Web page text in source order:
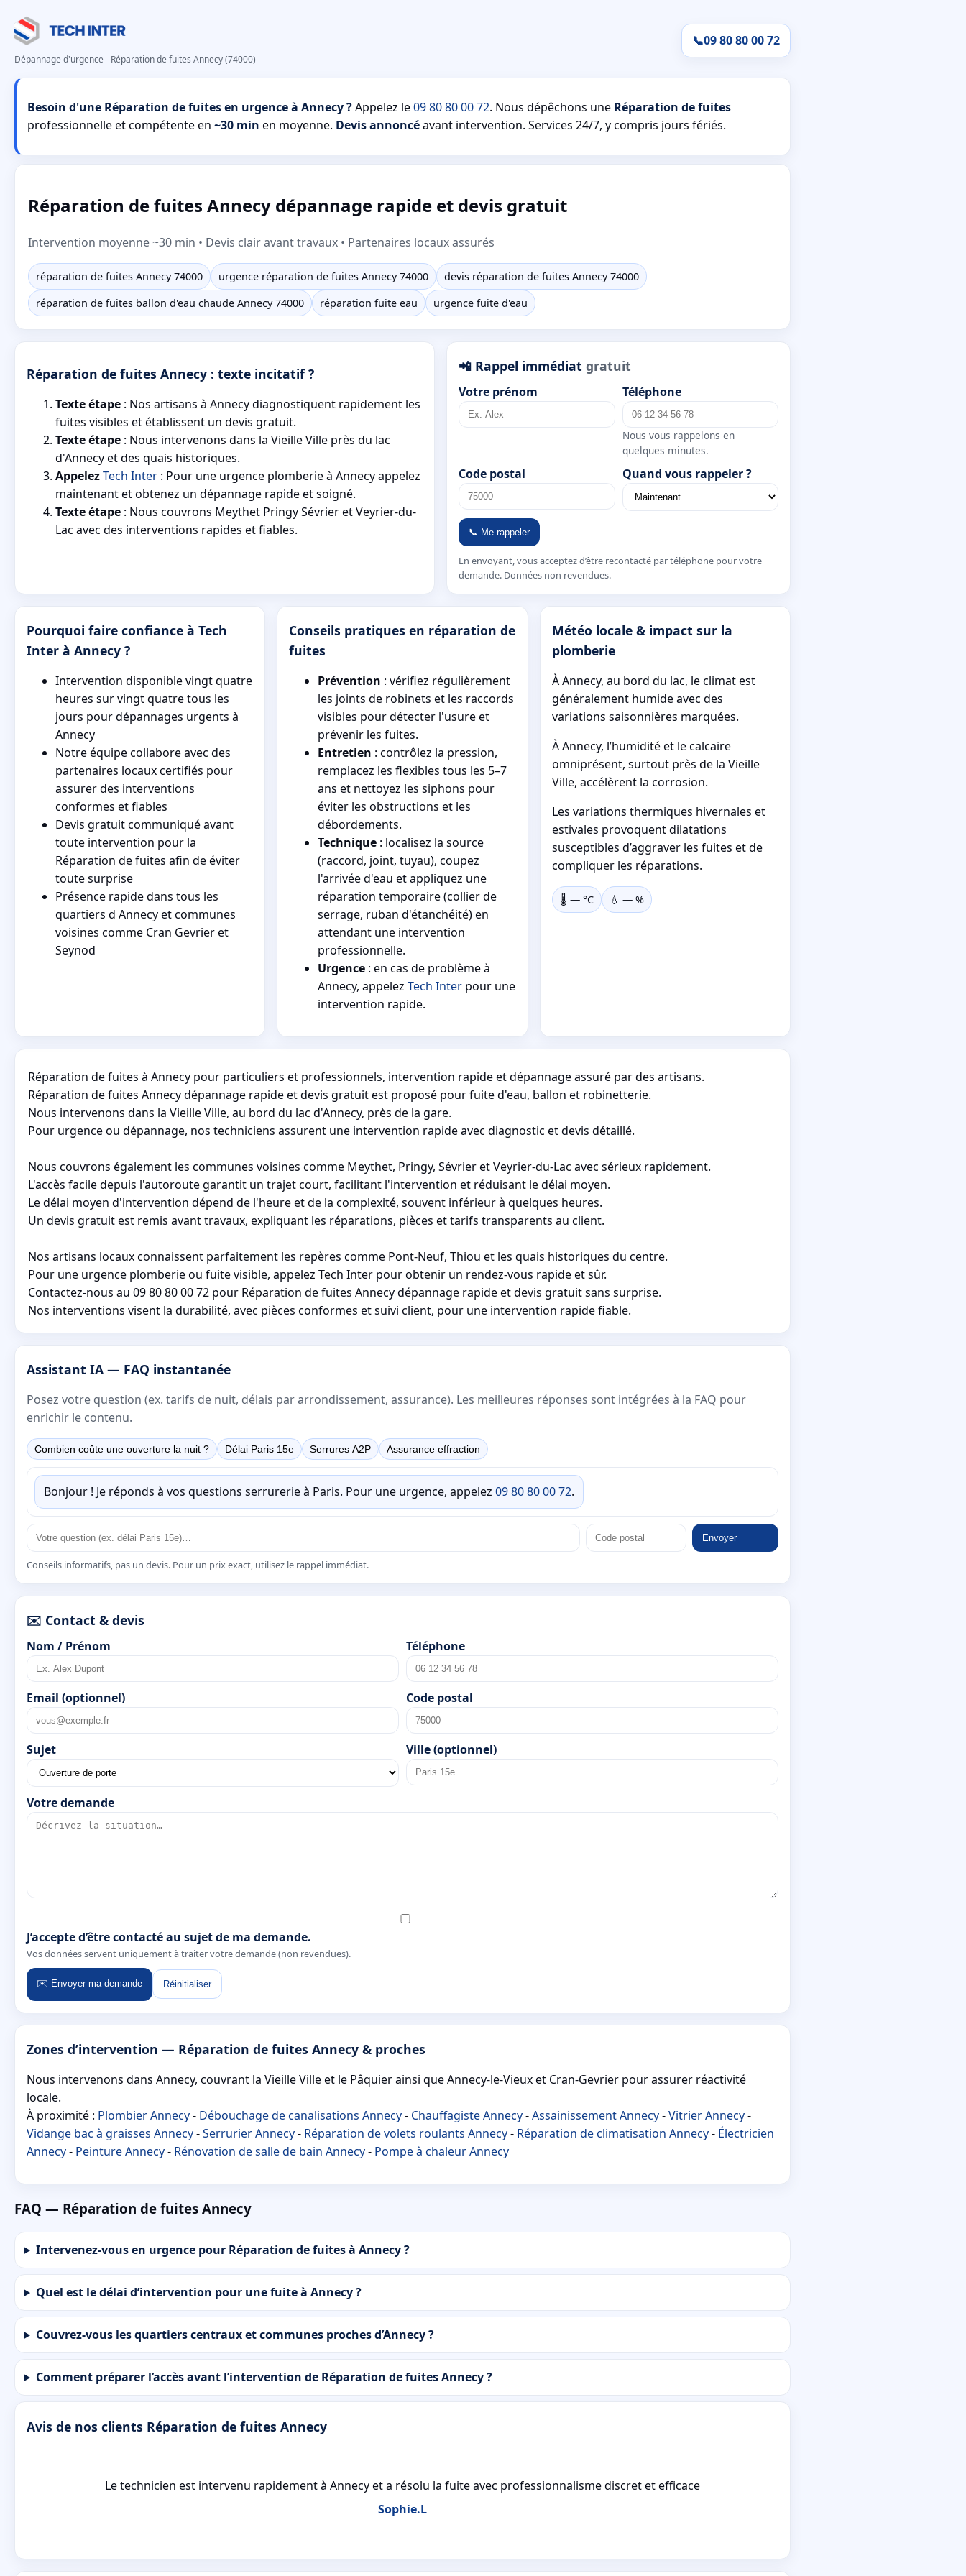
Dépannage d'urgence - Réparation de fuites Annecy (74000)
📞09 80 80 00 72
Besoin d'une Réparation de fuites en urgence à Annecy ?Appelez le09 80 80 00 72. Nous dépêchons une Réparation de fuites
professionnelle et compétente en ~30 min en moyenne. Devis annoncéavant intervention. Services 24/7, y compris jours fériés.
Réparation de fuites Annecy dépannage rapide et devis gratuit
Intervention moyenne ~30 min • Devis clair avant travaux • Partenaires locaux assurés
réparation de fuites Annecy 74000 urgence réparation de fuites Annecy 74000
devis réparation de fuites Annecy 74000
réparation de fuites ballon d'eau chaude Annecy 74000
réparation fuite eau urgence fuite d'eau
Réparation de fuites Annecy : texte incitatif ?
Texte étape : Nos artisans à Annecy diagnostiquent rapidement les
fuites visibles et établissent un devis gratuit.
Texte étape : Nous intervenons dans la Vieille Ville près du lac
d'Annecy et des quais historiques.
AppelezTech Inter : Pour une urgence plomberie à Annecy appelez
maintenant et obtenez un dépannage rapide et soigné.
Texte étape : Nous couvrons Meythet Pringy Sévrier et Veyrier-du-
Lac avec des interventions rapides et fiables.
📲 Rappel immédiatgratuit
Votre prénom Téléphone
Nous vous rappelons en
quelques minutes.
Code postal Quand vous rappeler ?
📞 Me rappeler
En envoyant, vous acceptez d’être recontacté par téléphone pour votre
demande. Données non revendues.
Pourquoi faire confiance à Tech
Inter à Annecy ?
Intervention disponible vingt quatre
heures sur vingt quatre tous les
jours pour dépannages urgents à
Annecy
Notre équipe collabore avec des
partenaires locaux certifiés pour
assurer des interventions
conformes et fiables
Devis gratuit communiqué avant
toute intervention pour la
Réparation de fuites afin de éviter
toute surprise
Présence rapide dans tous les
quartiers d Annecy et communes
voisines comme Cran Gevrier et
Seynod
Conseils pratiques en réparation de
fuites
Prévention : vérifiez régulièrement
les joints de robinets et les raccords
visibles pour détecter l'usure et
prévenir les fuites.
Entretien : contrôlez la pression,
remplacez les flexibles tous les 5–7
ans et nettoyez les siphons pour
éviter les obstructions et les
débordements.
Technique : localisez la source
(raccord, joint, tuyau), coupez
l'arrivée d'eau et appliquez une
réparation temporaire (collier de
serrage, ruban d'étanchéité) en
attendant une intervention
professionnelle.
Urgence : en cas de problème à
Annecy, appelezTech Inter pour une
intervention rapide.
Météo locale & impact sur la
plomberie
À Annecy, au bord du lac, le climat est
généralement humide avec des
variations saisonnières marquées.
À Annecy, l’humidité et le calcaire
omniprésent, surtout près de la Vieille
Ville, accélèrent la corrosion.
Les variations thermiques hivernales et
estivales provoquent dilatations
susceptibles d’aggraver les fuites et de
compliquer les réparations.
🌡️ —°C 💧 —%
Réparation de fuites à Annecy pour particuliers et professionnels, intervention rapide et dépannage assuré par des artisans.
Réparation de fuites Annecy dépannage rapide et devis gratuit est proposé pour fuite d'eau, ballon et robinetterie.
Nous intervenons dans la Vieille Ville, au bord du lac d'Annecy, près de la gare.
Pour urgence ou dépannage, nos techniciens assurent une intervention rapide avec diagnostic et devis détaillé.
Nous couvrons également les communes voisines comme Meythet, Pringy, Sévrier et Veyrier-du-Lac avec sérieux rapidement.
L'accès facile depuis l'autoroute garantit un trajet court, facilitant l'intervention et réduisant le délai moyen.
Le délai moyen d'intervention dépend de l'heure et de la complexité, souvent inférieur à quelques heures.
Un devis gratuit est remis avant travaux, expliquant les réparations, pièces et tarifs transparents au client.
Nos artisans locaux connaissent parfaitement les repères comme Pont-Neuf, Thiou et les quais historiques du centre.
Pour une urgence plomberie ou fuite visible, appelez Tech Inter pour obtenir un rendez-vous rapide et sûr.
Contactez-nous au 09 80 80 00 72 pour Réparation de fuites Annecy dépannage rapide et devis gratuit sans surprise.
Nos interventions visent la durabilité, avec pièces conformes et suivi client, pour une intervention rapide fiable.
Assistant IA — FAQ instantanée
Posez votre question (ex. tarifs de nuit, délais par arrondissement, assurance). Les meilleures réponses sont intégrées à la FAQ pour
enrichir le contenu.
Combien coûte une ouverture la nuit ? Délai Paris 15e Serrures A2P Assurance effraction
Bonjour ! Je réponds à vos questions serrurerie à Paris. Pour une urgence, appelez 09 80 80 00 72.
Envoyer
Conseils informatifs, pas un devis. Pour un prix exact, utilisez le rappel immédiat.
✉️ Contact & devis
Nom / Prénom Téléphone
Email (optionnel) Code postal
Sujet Ville (optionnel)
Votre demande
J’accepte d’être contacté au sujet de ma demande.
Vos données servent uniquement à traiter votre demande (non revendues).
✉️ Envoyer ma demande Réinitialiser
Zones d’intervention — Réparation de fuites Annecy & proches
Nous intervenons dans Annecy, couvrant la Vieille Ville et le Pâquier ainsi que Annecy-le-Vieux et Cran-Gevrier pour assurer réactivité
locale.
À proximité : Plombier Annecy- Débouchage de canalisations Annecy- Chauffagiste Annecy-Assainissement Annecy-Vitrier Annecy-
Vidange bac à graisses Annecy-Serrurier Annecy- Réparation de volets roulants Annecy- Réparation de climatisation Annecy- Électricien
Annecy- Peinture Annecy- Rénovation de salle de bain Annecy- Pompe à chaleur Annecy
FAQ — Réparation de fuites Annecy
Intervenez-vous en urgence pour Réparation de fuites à Annecy ?
Quel est le délai d’intervention pour une fuite à Annecy ?
Couvrez-vous les quartiers centraux et communes proches d’Annecy ?
Comment préparer l’accès avant l’intervention de Réparation de fuites Annecy ?
Avis de nos clients Réparation de fuites Annecy
Le technicien est intervenu rapidement à Annecy et a résolu la fuite avec professionnalisme discret et efficace
Sophie.L